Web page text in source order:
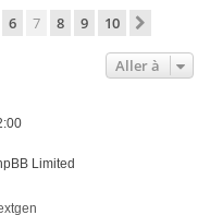
6 7 8 9 10
Aller à
Limited